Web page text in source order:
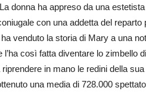
donna ha appreso da una
con una addetta del
venduto la storia di Mary a una
così fatta diventare lo zimbello
in mano le redini della
una media di 728.000